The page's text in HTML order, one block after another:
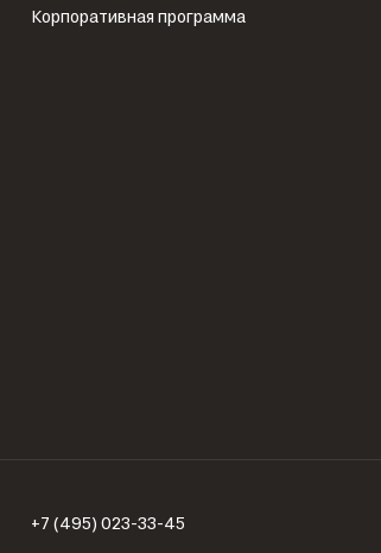
Корпоративная программа
+7 (495) 023-33-45